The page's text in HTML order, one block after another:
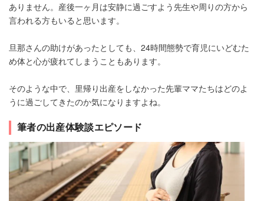
ありません。産後一ヶ月は安静に過ごすよう先生や周りの方から
言われる方もいると思います。
旦那さんの助けがあったとしても、24時間態勢で育児にいどむた
め体と心が疲れてしまうこともあります。
そのような中で、里帰り出産をしなかった先輩ママたちはどのよ
うに過ごしてきたのか気になりますよね。
筆者の出産体験談エピソード